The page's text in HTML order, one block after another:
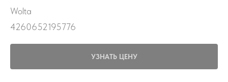
Wolta
4260652195776
УЗНАТЬ ЦЕНУ